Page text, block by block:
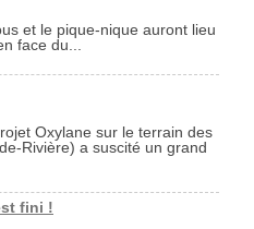
et le pique-nique auront lieu
face du...
Oxylane sur le terrain des
Rivière) a suscité un grand
fini !